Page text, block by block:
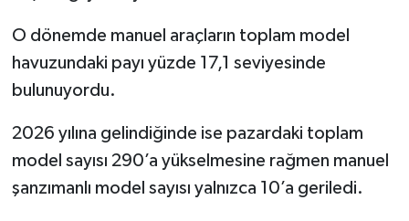
O dönemde manuel araçların toplam model
havuzundaki payı yüzde 17,1 seviyesinde
bulunuyordu.
2026 yılına gelindiğinde ise pazardaki toplam
model sayısı 290’a yükselmesine rağmen manuel
şanzımanlı model sayısı yalnızca 10’a geriledi.
Şaphane
Siyaset